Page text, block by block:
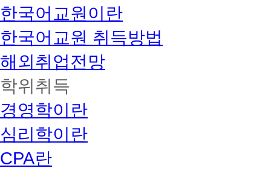
한국어교원이란
한국어교원 취득방법
해외취업전망
학위취득
경영학이란
심리학이란
CPA란